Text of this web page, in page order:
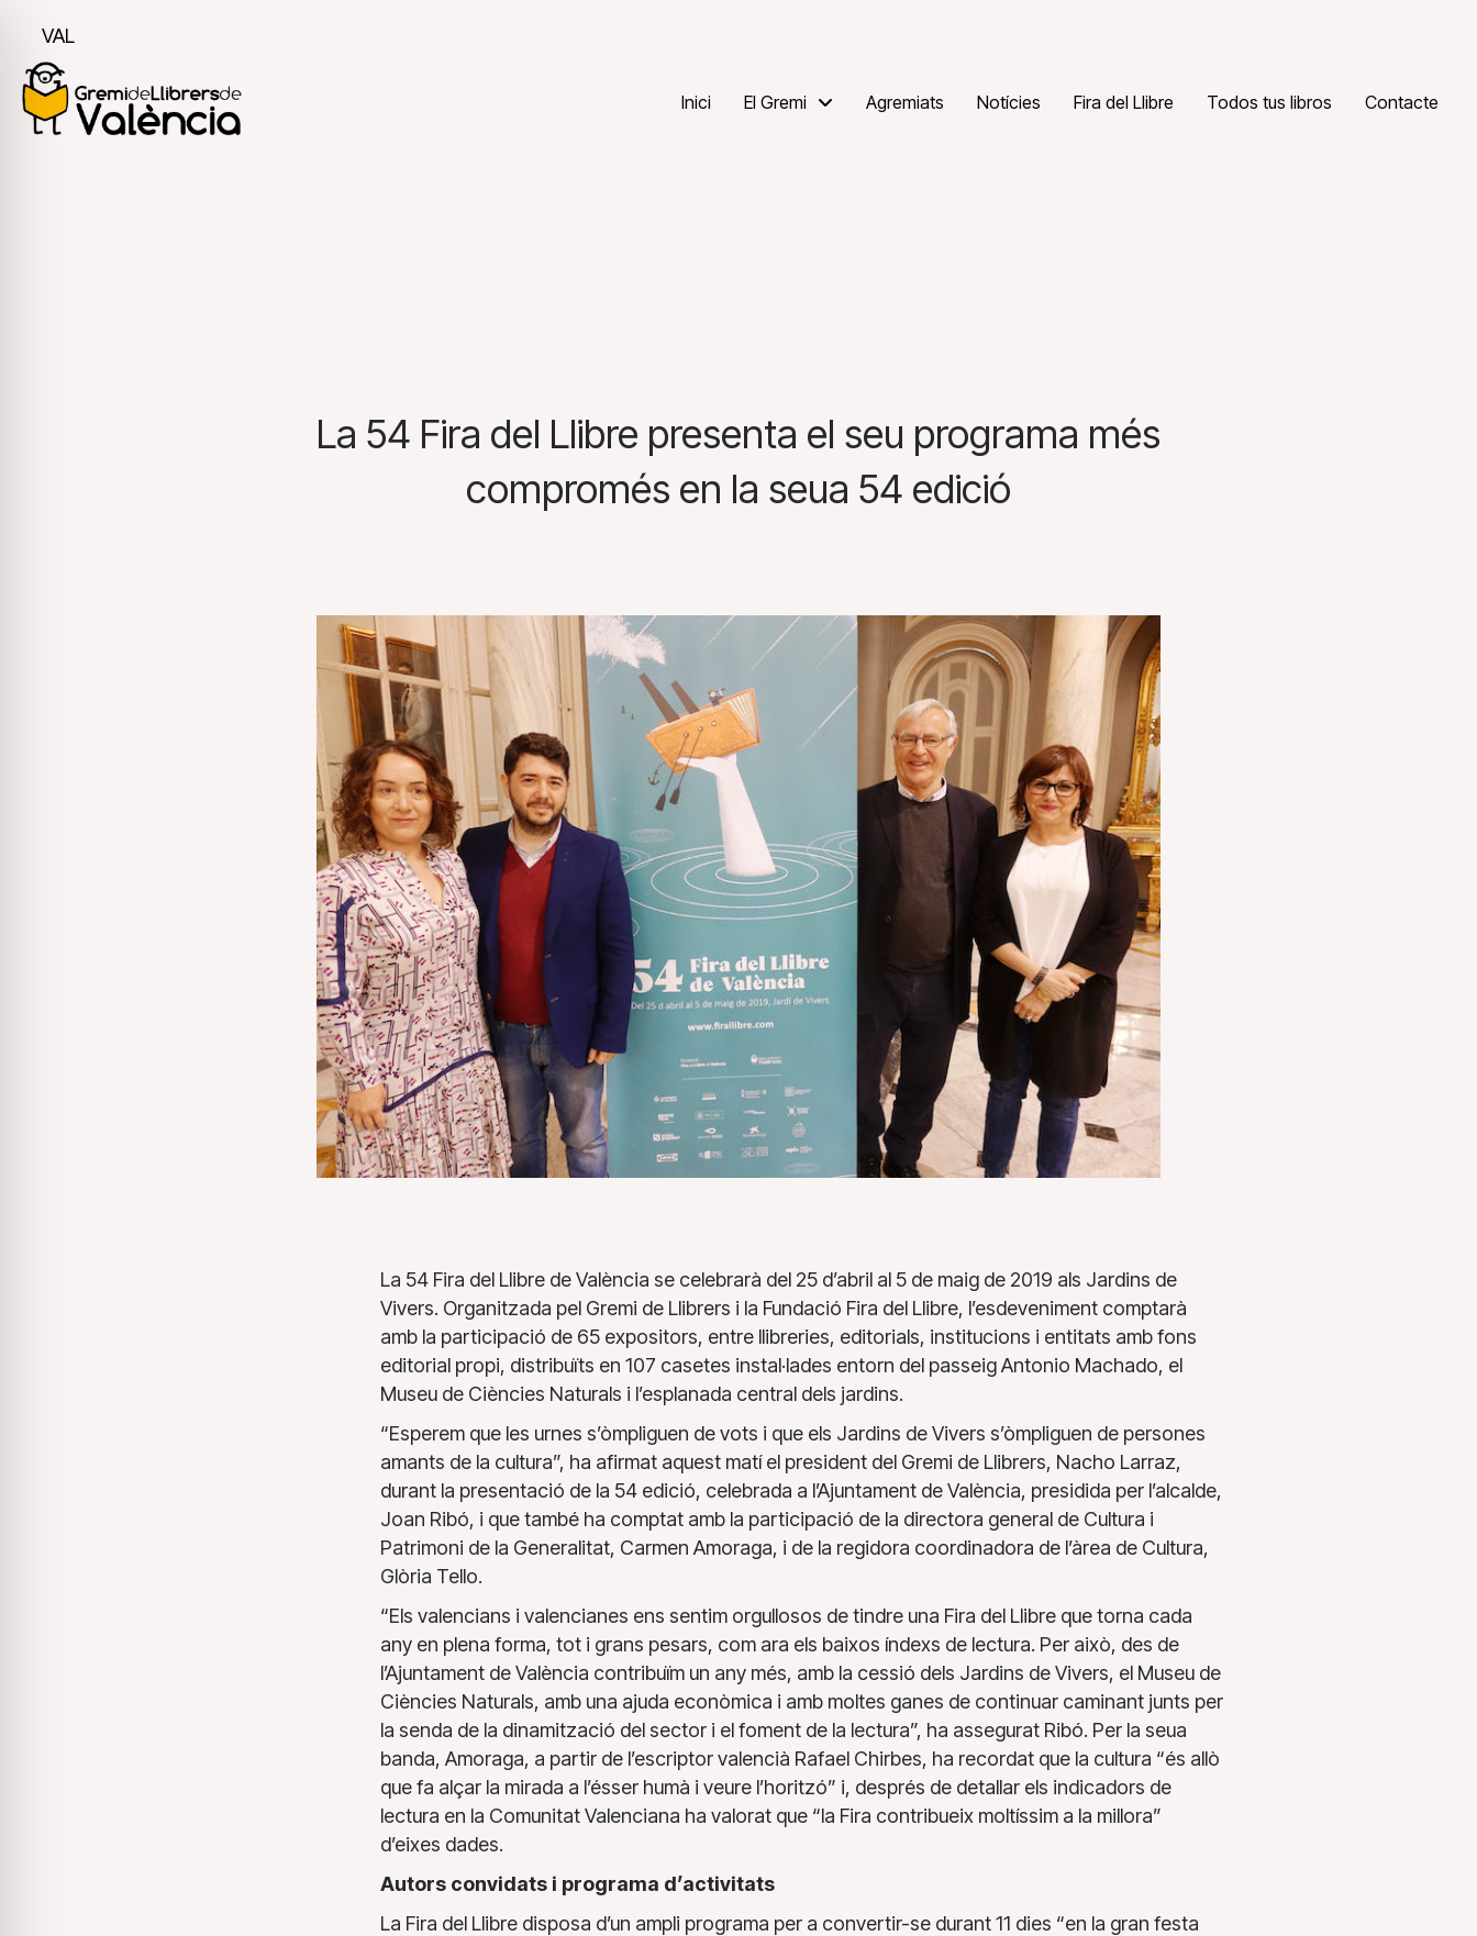
VAL
Inici El Gremi Agremiats Notícies Fira del Llibre Todos tus libros Contacte
La 54 Fira del Llibre presenta el seu programa més
compromés en la seua 54 edició
La 54 Fira del Llibre de València se celebrarà del 25 d’abril al 5 de maig de 2019 als Jardins de
Vivers. Organitzada pel Gremi de Llibrers i la Fundació Fira del Llibre, l’esdeveniment comptarà
amb la participació de 65 expositors, entre llibreries, editorials, institucions i entitats amb fons
editorial propi, distribuïts en 107 casetes instal·lades entorn del passeig Antonio Machado, el
Museu de Ciències Naturals i l’esplanada central dels jardins.
“Esperem que les urnes s’òmpliguen de vots i que els Jardins de Vivers s’òmpliguen de persones
amants de la cultura”, ha afirmat aquest matí el president del Gremi de Llibrers, Nacho Larraz,
durant la presentació de la 54 edició, celebrada a l’Ajuntament de València, presidida per l’alcalde,
Joan Ribó, i que també ha comptat amb la participació de la directora general de Cultura i
Patrimoni de la Generalitat, Carmen Amoraga, i de la regidora coordinadora de l’àrea de Cultura,
Glòria Tello.
“Els valencians i valencianes ens sentim orgullosos de tindre una Fira del Llibre que torna cada
any en plena forma, tot i grans pesars, com ara els baixos índexs de lectura. Per això, des de
l’Ajuntament de València contribuïm un any més, amb la cessió dels Jardins de Vivers, el Museu de
Ciències Naturals, amb una ajuda econòmica i amb moltes ganes de continuar caminant junts per
la senda de la dinamització del sector i el foment de la lectura”, ha assegurat Ribó. Per la seua
banda, Amoraga, a partir de l’escriptor valencià Rafael Chirbes, ha recordat que la cultura “és allò
que fa alçar la mirada a l’ésser humà i veure l’horitzó” i, després de detallar els indicadors de
lectura en la Comunitat Valenciana ha valorat que “la Fira contribueix moltíssim a la millora”
d’eixes dades.
Autors convidats i programa d’activitats
La Fira del Llibre disposa d’un ampli programa per a convertir-se durant 11 dies “en la gran festa